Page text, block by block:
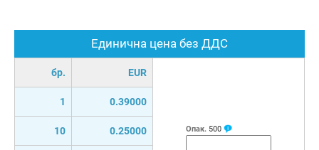
Единична цена без ДДС
бр. EUR
1 0.39000
10 0.25000 Опак. 500